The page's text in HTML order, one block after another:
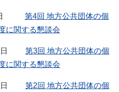
第4回 地方公共団体の個
に関する懇談会
第3回 地方公共団体の個
に関する懇談会
第2回 地方公共団体の個